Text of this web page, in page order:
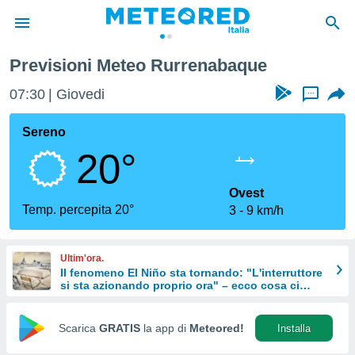
di
per
le
di
Web
Previsioni Meteo Rurrenabaque
07:30 Giovedi ...
Sereno
20°
Temp. percepita 20°
Ovest
3
9 km/h
Ultim'ora.
Il fenomeno El Niño sta tornando: "L'interruttore
si sta azionando proprio ora" – ecco cosa ci
Scarica GRATIS la app di Meteored! Installa